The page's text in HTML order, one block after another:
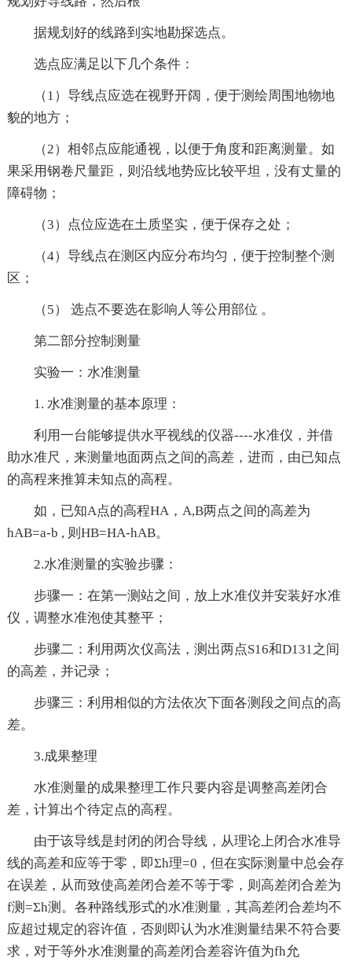
据规划好的线路到实地勘探选点。
选点应满足以下几个条件：
（1）导线点应选在视野开阔，便于测绘周围地物地
貌的地方；
（2）相邻点应能通视，以便于角度和距离测量。如
果采用钢卷尺量距，则沿线地势应比较平坦，没有丈量的
障碍物；
（3）点位应选在土质坚实，便于保存之处；
（4）导线点在测区内应分布均匀，便于控制整个测
区；
（5） 选点不要选在影响人等公用部位 。
第二部分控制测量
实验一：水准测量
1. 水准测量的基本原理：
利用一台能够提供水平视线的仪器----水准仪，并借
助水准尺，来测量地面两点之间的高差，进而，由已知点
的高程来推算未知点的高程。
如，已知A点的高程HA，A,B两点之间的高差为
hAB=a-b , 则HB=HA-hAB。
2.水准测量的实验步骤：
步骤一：在第一测站之间，放上水准仪并安装好水准
仪，调整水准泡使其整平；
步骤二：利用两次仪高法，测出两点S16和D131之间
的高差，并记录；
步骤三：利用相似的方法依次下面各测段之间点的高
差。
3.成果整理
水准测量的成果整理工作只要内容是调整高差闭合
差，计算出个待定点的高程。
由于该导线是封闭的闭合导线，从理论上闭合水准导
线的高差和应等于零，即Σh理=0，但在实际测量中总会存
在误差，从而致使高差闭合差不等于零，则高差闭合差为
f测=Σh测。各种路线形式的水准测量，其高差闭合差均不
应超过规定的容许值，否则即认为水准测量结果不符合要
求，对于等外水准测量的高差闭合差容许值为fh允